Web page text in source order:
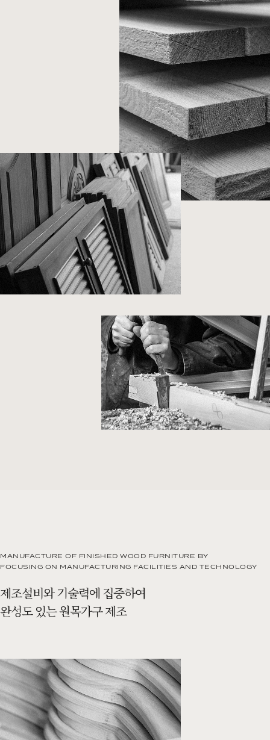
MANUFACTURE OF FINISHED WOOD FURNITURE BY
FOCUSING ON MANUFACTURING FACILITIES AND TECHNOLOGY
제조설비와 기술력에 집중하여
완성도 있는 원목가구 제조